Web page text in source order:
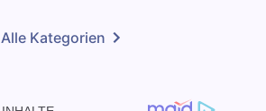
Alle Kategorien